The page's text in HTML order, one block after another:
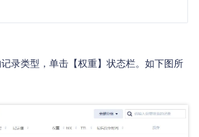
录类型，单击【权重】状态栏。如下图所